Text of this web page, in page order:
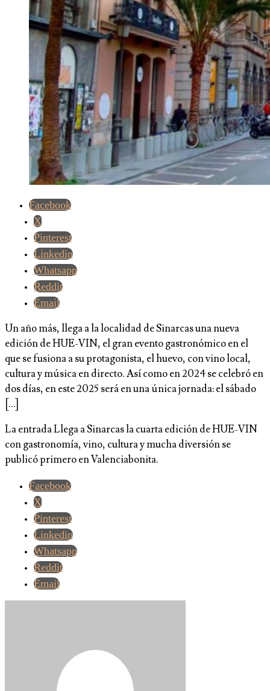
Facebook
X
Pinterest
Linkedin
Whatsapp
Reddit
Email
Un año más, llega a la localidad de Sinarcas una nueva
edición de HUE-VIN, el gran evento gastronómico en el
que se fusiona a su protagonista, el huevo, con vino local,
cultura y música en directo. Así como en 2024 se celebró en
dos días, en este 2025 será en una única jornada: el sábado
[…]
La entrada Llega a Sinarcas la cuarta edición de HUE-VIN
con gastronomía, vino, cultura y mucha diversión se
publicó primero en Valenciabonita.
Facebook
X
Pinterest
Linkedin
Whatsapp
Reddit
Email